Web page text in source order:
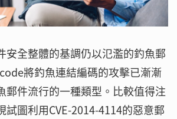
安全整體的基調仍以氾濫的釣魚郵
將釣魚連結編碼的攻擊已漸漸
郵件流行的一種類型。比較值得注
試圖利用CVE-2014-4114的惡意郵